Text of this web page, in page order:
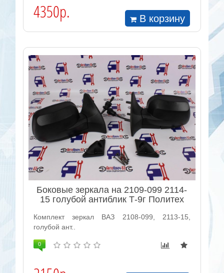
4350р. В корзину
Боковые зеркала на 2109-099 2114-
15 голубой антиблик Т-9г Политех
Комплект зеркал ВАЗ 2108-099, 2113-15,
голубой ант..
0